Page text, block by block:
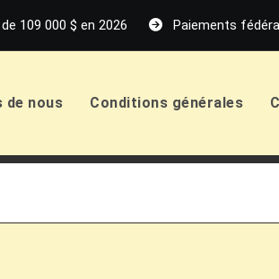
109 000 $ en 2026 Paiements
de nous Conditions générales